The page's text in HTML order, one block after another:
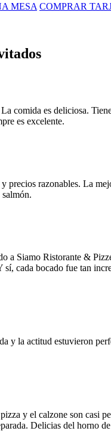
MESA COMPRAR
comida es deliciosa.
es excelente.
precios razonables. La
a Siamo Ristorante &
cada bocado fue tan
y la actitud estuvieron
y el calzone son casi
Delicias del horno